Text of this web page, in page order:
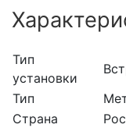
Тип
установки
Тип
Страна